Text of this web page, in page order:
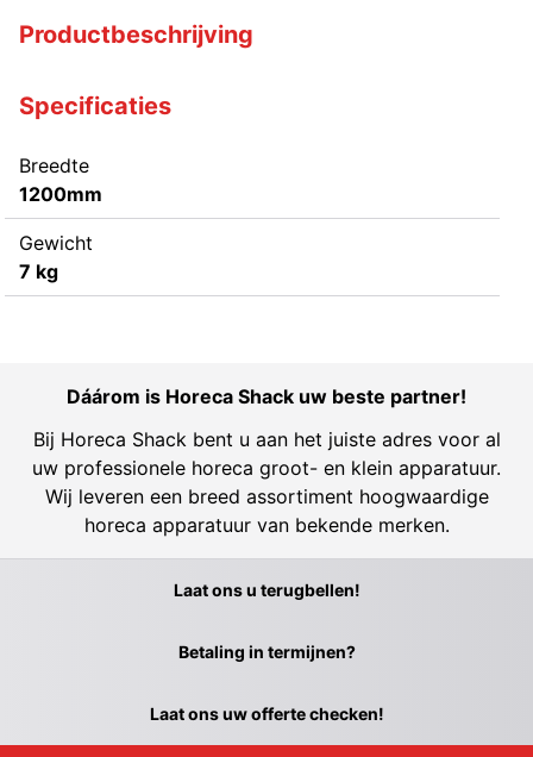
Productbeschrijving
Specificaties
Breedte
1200mm
Gewicht
7 kg
Dáárom is Horeca Shack uw beste partner!
Bij Horeca Shack bent u aan het juiste adres voor al
uw professionele horeca groot- en klein apparatuur.
Wij leveren een breed assortiment hoogwaardige
horeca apparatuur van bekende merken.
Laat ons u terugbellen!
Betaling in termijnen?
Laat ons uw offerte checken!